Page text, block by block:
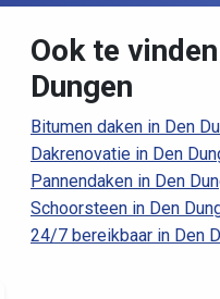
Ook te
Dungen
Bitumen daken in Den
Dakrenovatie in Den
Pannendaken in Den
Schoorsteen in Den
24/7 bereikbaar in Den